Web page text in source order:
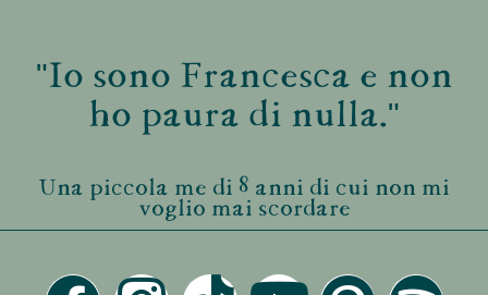
"Io sono Francesca e non
ho paura di nulla."
Una piccola me di 8 anni di cui non mi
voglio mai scordare